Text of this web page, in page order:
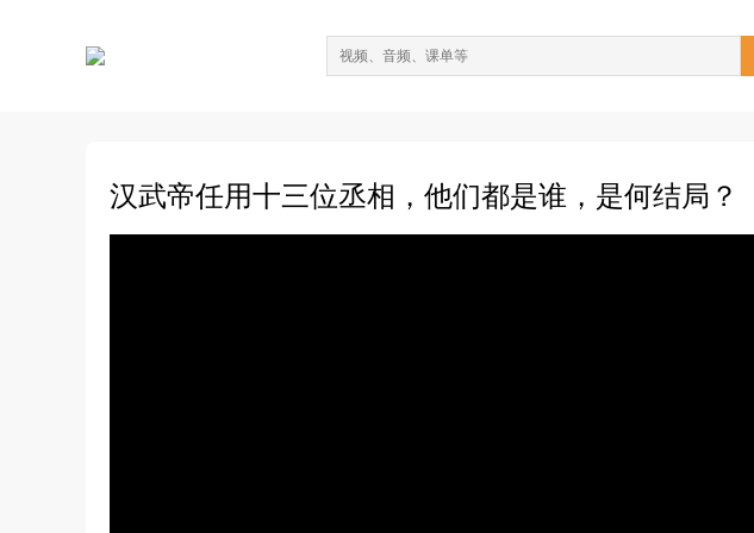
汉武帝任用十三位丞相，他们都是谁，是何结局？